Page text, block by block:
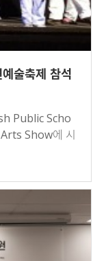
술축제 참석
Public Scho
Show에 시